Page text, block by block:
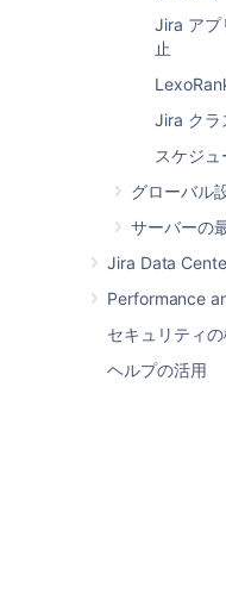
Jira アプ
止
Jira クラ
スケジュ
グローバル
サーバーの
Jira Data
Performance
セキュリティ
ヘルプの活用
最終更新日: 2021
この内容はお役に
か?